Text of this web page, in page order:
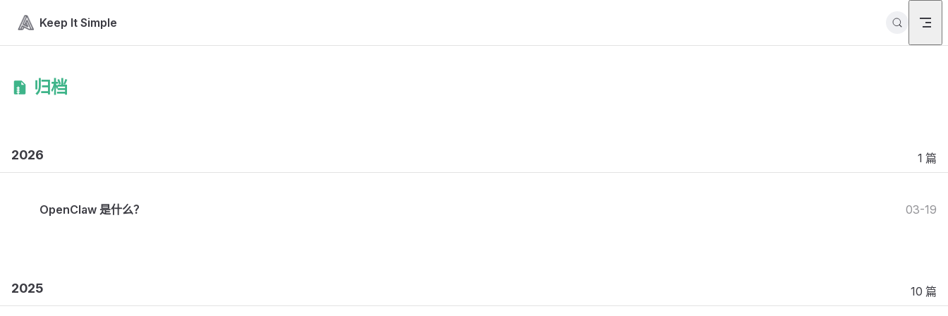
Skip to content
Keep It Simple
归档
2026 1 篇
OpenClaw 是什么？ 03-19
2025 10 篇